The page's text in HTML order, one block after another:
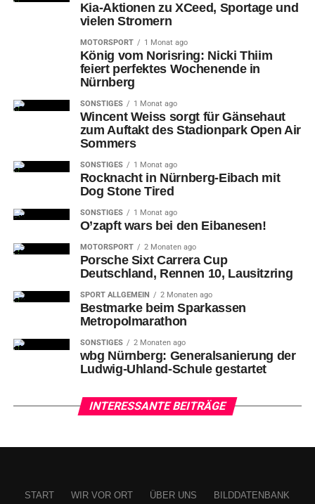
Kia-Aktionen zu XCeed, Sportage und
vielen Stromern
MOTORSPORT 1 Monat ago
König vom Norisring: Nicki Thiim
feiert perfektes Wochenende in
Nürnberg
SONSTIGES 1 Monat ago
Wincent Weiss sorgt für Gänsehaut
zum Auftakt des Stadionpark Open Air
Sommers
SONSTIGES 1 Monat ago
Rocknacht in Nürnberg-Eibach mit
Dog Stone Tired
SONSTIGES 1 Monat ago
O’zapft wars bei den Eibanesen!
MOTORSPORT 2 Monaten ago
Porsche Sixt Carrera Cup
Deutschland, Rennen 10, Lausitzring
SPORT ALLGEMEIN 2 Monaten ago
Bestmarke beim Sparkassen
Metropolmarathon
SONSTIGES 2 Monaten ago
wbg Nürnberg: Generalsanierung der
Ludwig-Uhland-Schule gestartet
INTERESSANTE BEITRÄGE
START WIR VOR ORT ÜBER UNS BILDDATENBANK